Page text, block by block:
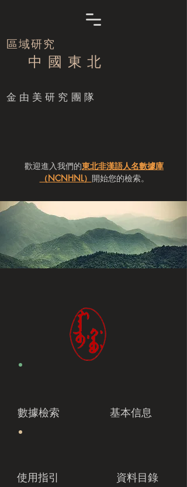
區域研究
中 國 東 北
​金由美研究團隊
歡迎進入我們的東北非漢語人名數據庫
（NCNHNL） 開始您的檢索。
數據檢索 基本信息
使用指引 資料目錄